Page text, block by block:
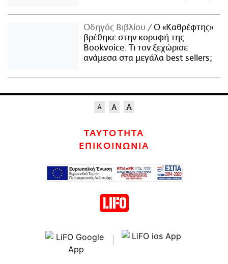
Οδηγός Βιβλίου
Ο «Καθρέφτης»
βρέθηκε στην κορυφή της
Bookvoice. Τι τον ξεχώρισε
ανάμεσα στα μεγάλα best sellers;
ΤΑΥΤΟΤΗΤΑ
ΕΠΙΚΟΙΝΩΝΙΑ